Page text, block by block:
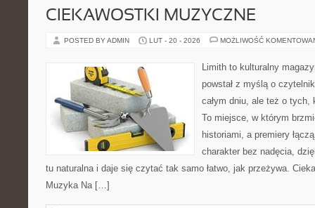
CIEKAWOSTKI MUZYCZNE
POSTED BY ADMIN LUT - 20 - 2026 MOŻLIWOŚĆ
Limith to kulturalny
powstał z myślą o
całym dniu, ale też o
To miejsce, w którym
historiami, a premiery
charakter bez nadęcia,
tu naturalna i daje się czytać tak samo łatwo, jak przeżywa.
Muzyka Na […]